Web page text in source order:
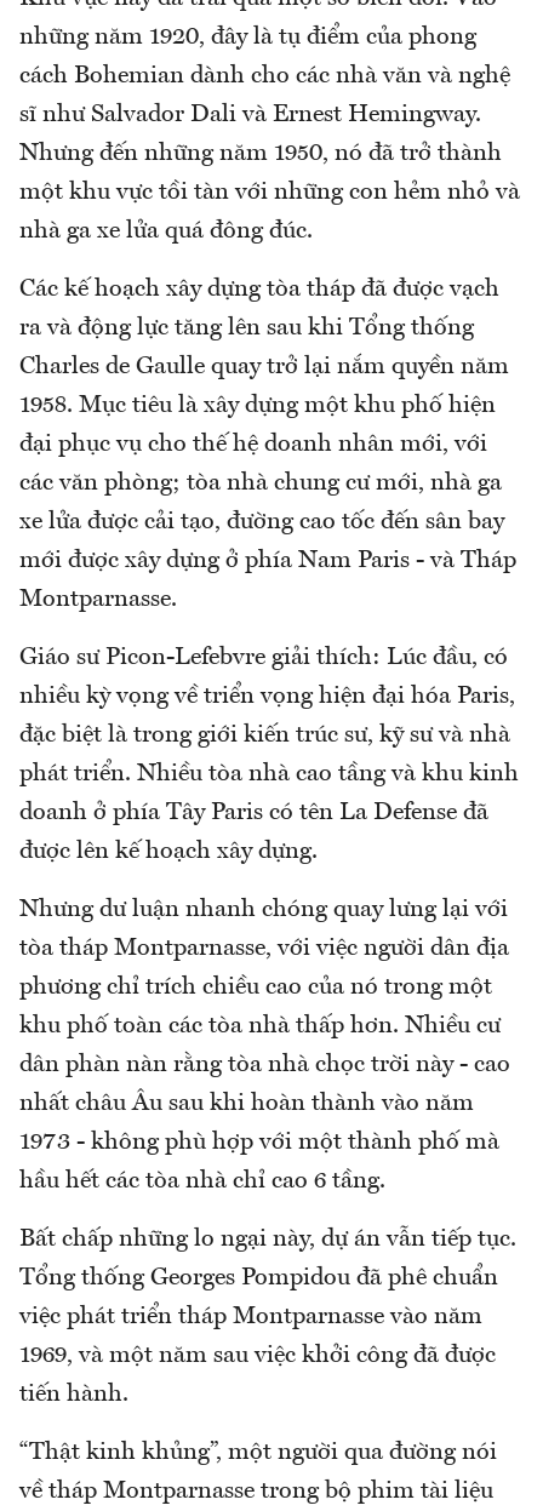
những năm 1920, đây là tụ điểm của phong
cách Bohemian dành cho các nhà văn và nghệ
sĩ như Salvador Dali và Ernest Hemingway.
Nhưng đến những năm 1950, nó đã trở thành
một khu vực tồi tàn với những con hẻm nhỏ và
nhà ga xe lửa quá đông đúc.
Các kế hoạch xây dựng tòa tháp đã được vạch
ra và động lực tăng lên sau khi Tổng thống
Charles de Gaulle quay trở lại nắm quyền năm
1958. Mục tiêu là xây dựng một khu phố hiện
đại phục vụ cho thế hệ doanh nhân mới, với
các văn phòng; tòa nhà chung cư mới, nhà ga
xe lửa được cải tạo, đường cao tốc đến sân bay
mới được xây dựng ở phía Nam Paris - và Tháp
Montparnasse.
Giáo sư Picon-Lefebvre giải thích: Lúc đầu, có
nhiều kỳ vọng về triển vọng hiện đại hóa Paris,
đặc biệt là trong giới kiến trúc sư, kỹ sư và nhà
phát triển. Nhiều tòa nhà cao tầng và khu kinh
doanh ở phía Tây Paris có tên La Defense đã
được lên kế hoạch xây dựng.
Nhưng dư luận nhanh chóng quay lưng lại với
tòa tháp Montparnasse, với việc người dân địa
phương chỉ trích chiều cao của nó trong một
khu phố toàn các tòa nhà thấp hơn. Nhiều cư
dân phàn nàn rằng tòa nhà chọc trời này - cao
nhất châu Âu sau khi hoàn thành vào năm
1973 - không phù hợp với một thành phố mà
hầu hết các tòa nhà chỉ cao 6 tầng.
Bất chấp những lo ngại này, dự án vẫn tiếp tục.
Tổng thống Georges Pompidou đã phê chuẩn
việc phát triển tháp Montparnasse vào năm
1969, và một năm sau việc khởi công đã được
tiến hành.
“Thật kinh khủng”, một người qua đường nói
về tháp Montparnasse trong bộ phim tài liệu